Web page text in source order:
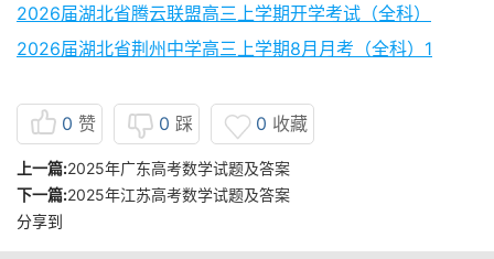
2026届湖北省腾云联盟高三上学期开学考试（全科）
2026届湖北省荆州中学高三上学期8月月考（全科）1
0 赞 0 踩 0 收藏
上一篇:2025年广东高考数学试题及答案
下一篇:2025年江苏高考数学试题及答案
分享到